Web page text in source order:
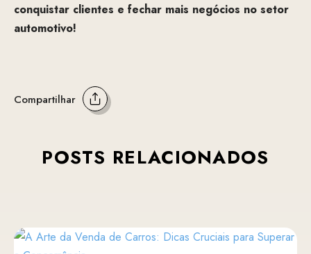
conquistar clientes e fechar mais negócios no setor
automotivo!
Compartilhar
POSTS RELACIONADOS